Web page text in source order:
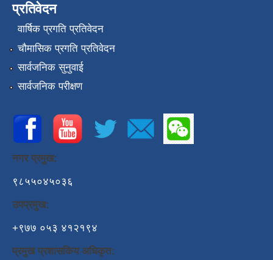
प्रतिवेदन
वार्षिक प्रगति प्रतिवेदन
चौमासिक प्रगति प्रतिवेदन
सार्वजनिक सुनुवाई
सार्वजनिक परीक्षण
नगर प्रमुख:
९८५५०४५०३६
उपप्रमुख:
+९७७ ०५३ ४१२१९४
प्रमुख प्रशासकिय अधिकृत: